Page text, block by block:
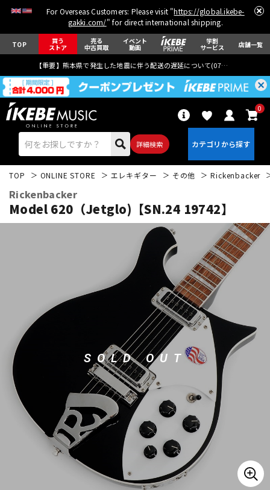
For Overseas Customers: Please visit "https://global.ikebe-
gakki.com/" for direct international shipping.
TOP 買う
ストア
売る
中古買取
イベント
動画
学割
サービス 店舗一覧
【重要】熊本県で発生した地震に伴う配送の遅延について(07月29日
詳細検索
0
アコギ/エレアコ
ウクレレ
パーカッション
キーボード
管楽器 その他楽器
アンプ エフェクター
TOP ONLINE STORE エレキギター その他 Rickenbacker
Rickenbacker
Model 620（Jetglo)【SN.24 19742】
SOLD OUT